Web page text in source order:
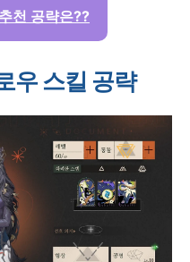
천 공략은??
우 스킬 공략